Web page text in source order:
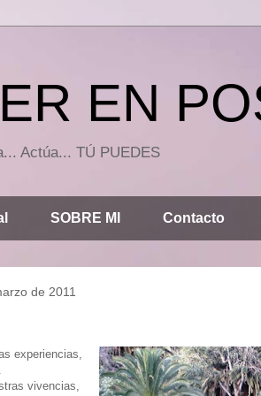
EN
Actúa... TÚ PUEDES
SOBRE MI Contacto
de 2011
experiencias,
vivencias,